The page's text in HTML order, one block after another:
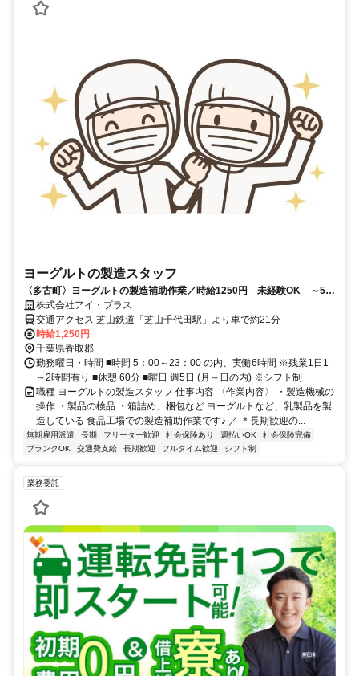
ヨーグルトの製造スタッフ
〈多古町〉ヨーグルトの製造補助作業／時給1250円 未経験OK ～50
代の男女活躍中！
株式会社アイ・プラス
交通アクセス 芝山鉄道「芝山千代田駅」より車で約21分
時給1,250円
千葉県香取郡
勤務曜日・時間 ■時間 5：00～23：00 の内、実働6時間 ※残業1日1
～2時間有り ■休憩 60分 ■曜日 週5日 (月～日の内) ※シフト制
職種 ヨーグルトの製造スタッフ 仕事内容 〈作業内容〉 ・製造機械の
操作 ・製品の検品 ・箱詰め、梱包など ヨーグルトなど、乳製品を製
造している 食品工場での製造補助作業です♪ ／ ＊長期歓迎の...
無期雇用派遣 長期 フリーター歓迎 社会保険あり 週払いOK
社会保険完備
ブランクOK
交通費支給 長期歓迎 フルタイム歓迎 シフト制
業務委託